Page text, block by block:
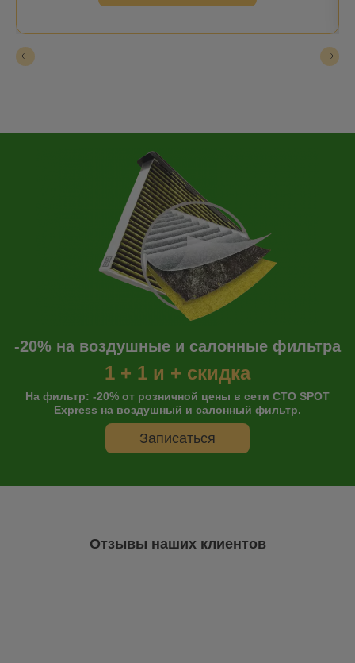
-20% на воздушные и салонные фильтра
1 + 1 и + скидка
На фильтр: -20% от розничной цены в сети СТО SPOT
Express на воздушный и салонный фильтр.
Записаться
Отзывы наших клиентов